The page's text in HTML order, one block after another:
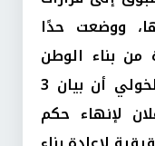
ووضعت حدًا
من بناء الوطن
على أسس صحيحة. وأضاف الخولي أن بيان 3
لإنهاء حكم